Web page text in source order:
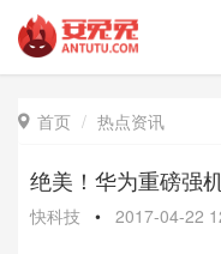
 首页 热点资讯
绝美！华为重磅强
快科技 • 2017-04-22